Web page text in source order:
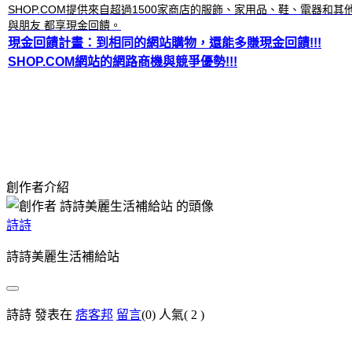
SHOP.COM提供來自超過1500家商店的服飾、家用品、鞋、電器和其
與朋友 都享現金回饋。
現金回饋計畫：到相同的網站購物，還能多賺現金回饋!!!
SHOP.COM網站的網路商機與競爭優勢!!!
創作者介紹
詩詩
詩詩美麗生活補給站
詩詩 發表在 痞客邦 留言(0) 人氣( 2 )